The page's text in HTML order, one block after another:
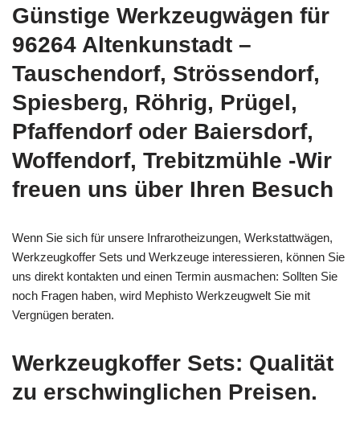
Günstige Werkzeugwägen für
96264 Altenkunstadt –
Tauschendorf, Strössendorf,
Spiesberg, Röhrig, Prügel,
Pfaffendorf oder Baiersdorf,
Woffendorf, Trebitzmühle -Wir
freuen uns über Ihren Besuch
Wenn Sie sich für unsere Infrarotheizungen, Werkstattwägen,
Werkzeugkoffer Sets und Werkzeuge interessieren, können Sie
uns direkt kontakten und einen Termin ausmachen: Sollten Sie
noch Fragen haben, wird Mephisto Werkzeugwelt Sie mit
Vergnügen beraten.
Werkzeugkoffer Sets: Qualität
zu erschwinglichen Preisen.